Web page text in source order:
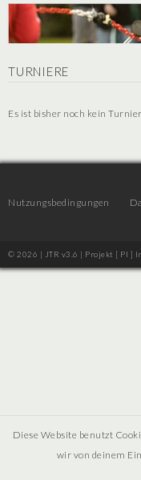
TURNIERE
Es ist bisher noch kein
Nutzungsbedingungen
© 2026 | JTR v3.6 | Projekt [ PI ]
Diese Website benutzt
wir von deinem